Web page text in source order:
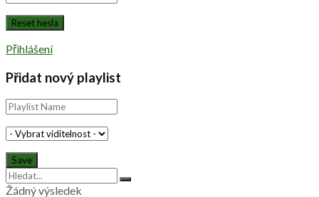
Přihlášení
Přidat nový playlist
Žádný výsledek